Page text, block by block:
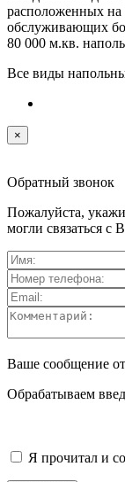
расположенных на
обслуживающих
80 000 м.кв.
Все виды
×
Обратный звонок
Пожалуйста,
могли связаться с
Ваше сообщение
Обрабатываем
Я прочитал и